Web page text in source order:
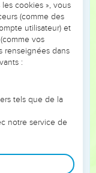
*Messie, déclare-
vous ne croirez
me répondrez
siégera à
: —Tu es donc le
je le suis,
encore besoin
cookies », vous
(comme des
utilisateur) et
vos
renseignées dans
:
tels que de la
notre service de